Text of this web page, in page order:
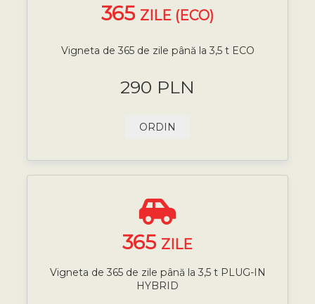
365 ZILE (ECO)
Vigneta de 365 de zile până la 3,5 t ECO
290 PLN
ORDIN
365 ZILE
Vigneta de 365 de zile până la 3,5 t PLUG-IN
HYBRID